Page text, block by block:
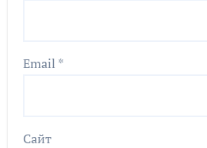
Email *
Сайт